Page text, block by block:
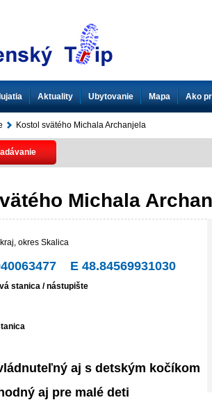
Aktuality Ubytovanie Mapa Ako
Kostol svätého Michala Archanjela
Michala
okres Skalica
E 48.84569931030
stanica / nástupište
aj s detským kočíkom
aj pre malé deti